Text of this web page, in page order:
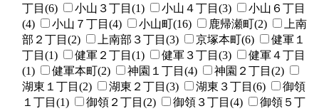
丁目(6)
小山３丁目(1) 小山４丁目(3)
小山６丁目
(4)
小山７丁目(4) 小山町(16) 鹿帰瀬町(2)
上南
部２丁目(2)
上南部３丁目(3) 京塚本町(6)
健軍１
丁目(1)
健軍２丁目(1) 健軍３丁目(3)
健軍４丁目
(1)
健軍本町(2) 神園１丁目(4)
神園２丁目(2)
湖東１丁目(2)
湖東２丁目(3) 湖東３丁目(6)
御領
１丁目(1)
御領２丁目(2) 御領３丁目(4)
御領５丁